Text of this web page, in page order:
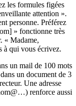
les formules figées
attention ».
personne. Préférez
» fonctionne très
« Madame,
à qui vous écrivez.
un mail de 100 mots
un document de 3
Une adresse
renforce aussi